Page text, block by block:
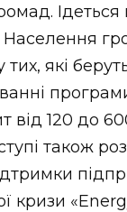
Ідеться
Населення
які
від 120 до
також
кризи